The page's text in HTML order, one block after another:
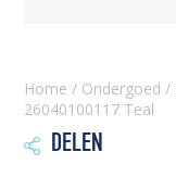
Home / Ondergoed /
26040100117 Teal
 DELEN